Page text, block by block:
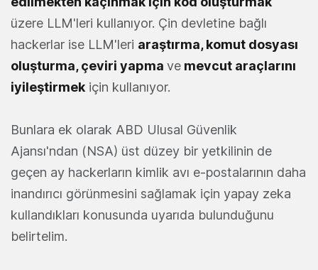
üzere LLM'leri kullanıyor. Çin devletine bağlı
hackerlar ise LLM'leri araştırma, komut dosyası
oluşturma, çeviri yapma ve mevcut araçlarını
iyileştirmek için kullanıyor.
Bunlara ek olarak ABD Ulusal Güvenlik
Ajansı'ndan (NSA) üst düzey bir yetkilinin de
geçen ay hackerların kimlik avı e-postalarının daha
inandırıcı görünmesini sağlamak için yapay zeka
kullandıkları konusunda uyarıda bulunduğunu
belirtelim.